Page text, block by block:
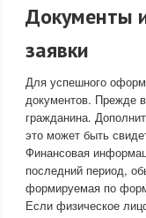
Документы
заявки
Для успешного
документов. Прежде
гражданина.
это может быть
Финансовая
последний период,
формируемая по
Если физическое